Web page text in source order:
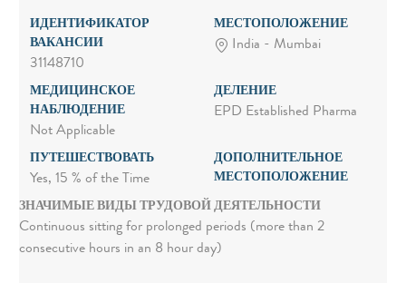
ИДЕНТИФИКАТОР
ВАКАНСИИ
31148710
МЕСТОПОЛОЖЕНИЕ
India - Mumbai
МЕДИЦИНСКОЕ
НАБЛЮДЕНИЕ
Not Applicable
ДЕЛЕНИЕ
EPD Established Pharma
ПУТЕШЕСТВОВАТЬ
Yes, 15 % of the Time
ДОПОЛНИТЕЛЬНОЕ
МЕСТОПОЛОЖЕНИЕ
ЗНАЧИМЫЕ ВИДЫ ТРУДОВОЙ ДЕЯТЕЛЬНОСТИ
Continuous sitting for prolonged periods (more than 2
consecutive hours in an 8 hour day)